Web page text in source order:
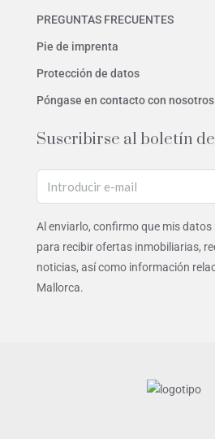
PREGUNTAS FRECUENTES
Pie de imprenta
Protección de datos
Póngase en contacto con nosotros
Suscribirse al boletín
Al enviarlo, confirmo que mis
para recibir ofertas inmobiliarias,
noticias, así como información
Mallorca.